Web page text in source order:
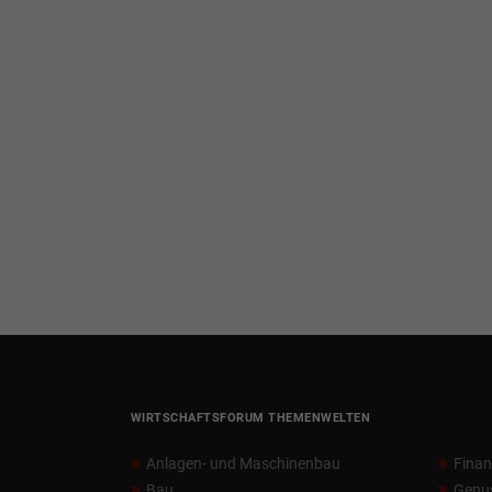
WIRTSCHAFTSFORUM THEMENWELTEN
Anlagen- und Maschinenbau